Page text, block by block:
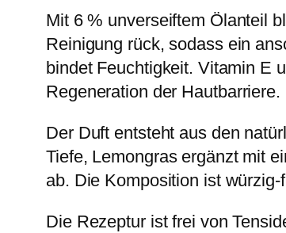
Mit 6 % unverseiftem Ölanteil
Reinigung rück, sodass ein
bindet Feuchtigkeit. Vitamin E
Regeneration der Hautbarriere.
Der Duft entsteht aus den
Tiefe, Lemongras ergänzt mit
ab. Die Komposition ist
Die Rezeptur ist frei von